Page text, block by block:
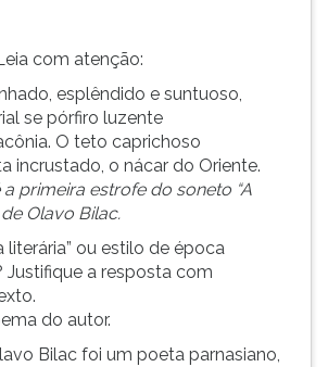
com atenção:
esplêndido e suntuoso,
se pórfiro luzente
O teto caprichoso
incrustado, o nácar do Oriente.
primeira estrofe do soneto “A
Olavo Bilac.
literária” ou estilo de época
Justifique a resposta com
do autor.
Bilac foi um poeta parnasiano,